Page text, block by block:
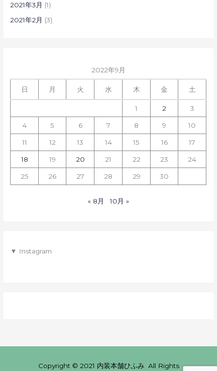
2021年3月 (1)
2021年2月 (3)
2022年9月
日 月 火 水 木 金 土
1 2 3
4 5 6 7 8 9 10
11 12 13 14 15 16 17
18 19 20 21 22 23 24
25 26 27 28 29 30
« 8月 10月 »
▼ Instagram
Copyright © 2021 内装本舗ひふみ All Rights